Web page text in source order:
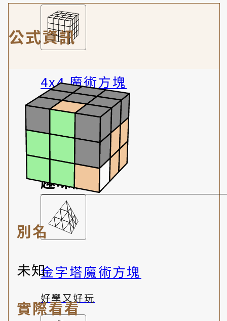
4x4 魔術方塊
稍有挑戰性
趣味體驗
金字塔魔術方塊
好學又好玩
公式資訊
別名
未知
實際看看